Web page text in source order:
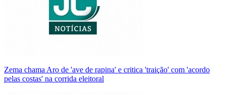
Zema chama Aro de 'ave de rapina' e critica 'traição' com 'acordo
pelas costas' na corrida eleitoral